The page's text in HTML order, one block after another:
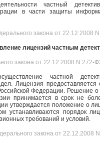
частный
в части защиты
закона от 22.12.2008
лицензий частным
закона от 22.12.2008 N 272-
частной
Лицензия
Федерации. Решение
принимается в срок не
утверждается положение о
устанавливаются порядок
требований и условий.
закона от 22.12.2008